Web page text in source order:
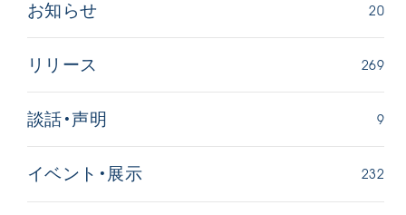
お知らせ 20
リリース 269
談話・声明 9
イベント・展示 232